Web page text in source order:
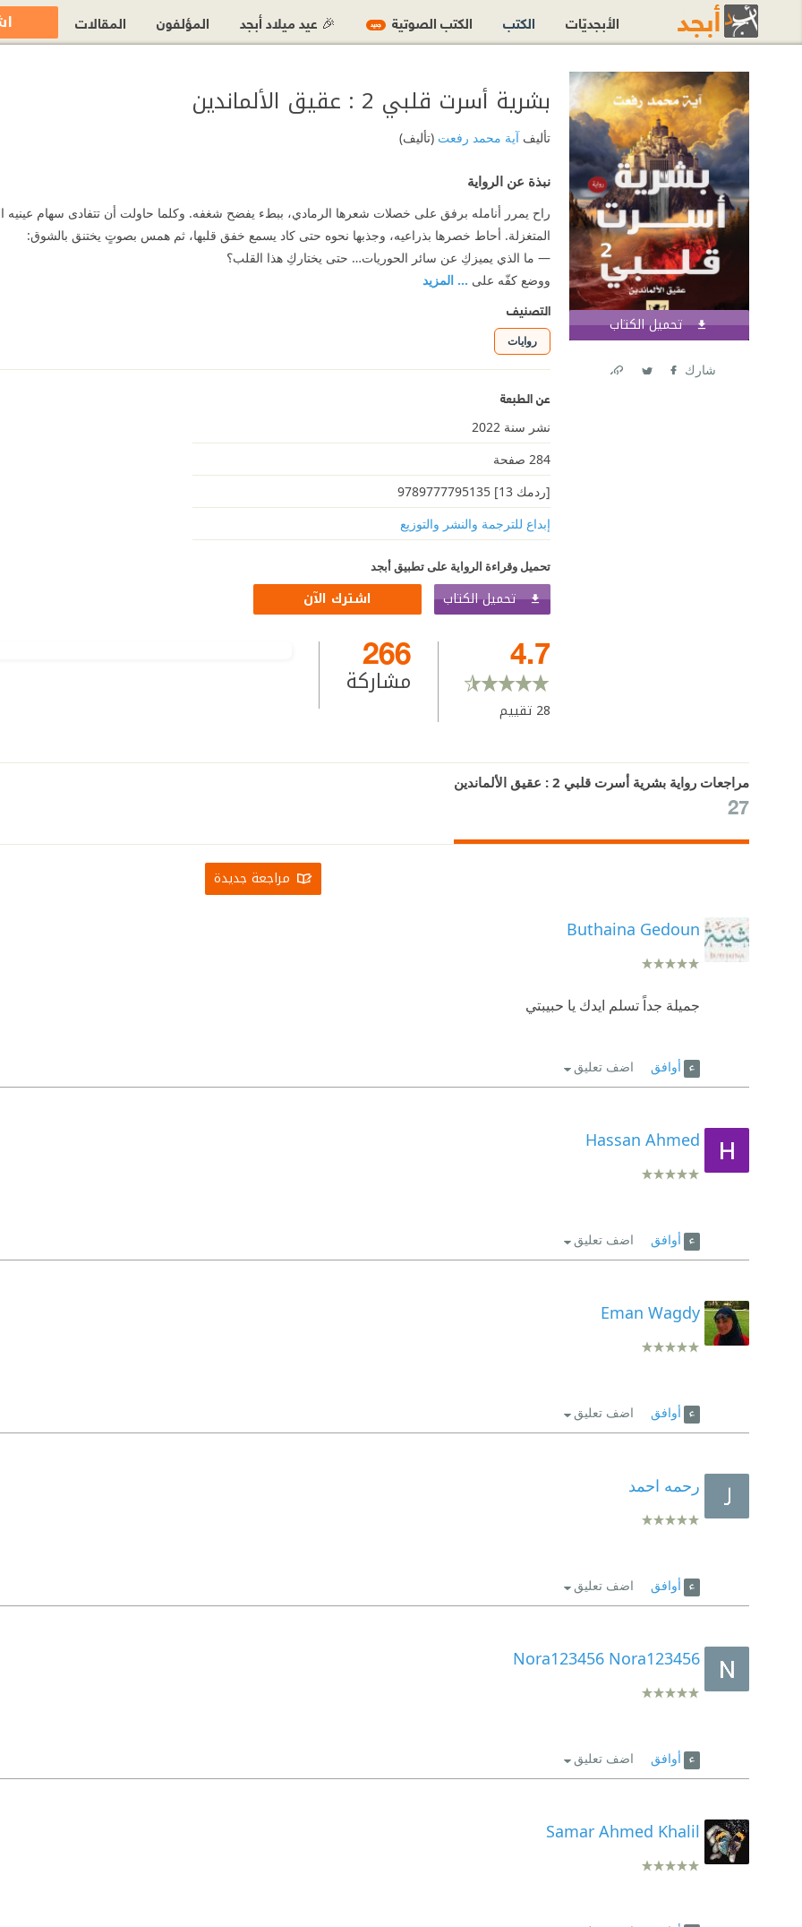
تحميل الكتاب اشترك الآن
شارك
بشرية أسرت قلبي 2 : عقيق الألماندين
تأليفآية محمد رفعت(تأليف)
نبذة عن الرواية
راح يمرر أنامله برفق على خصلات شعرها الرمادي، ببطء يفضح شغفه. وكلما حاولت أن تتفادى سهام عينيه
المتغزلة. أحاط خصرها بذراعيه، وجذبها نحوه حتى كاد يسمع خفق قلبها، ثم همس بصوتٍ يختنق بالشوق:
— ما الذي يميزكِ عن سائر الحوريات… حتى يختاركِ هذا القلب؟
ووضع كفّه على ... المزيد
التصنيف
روايات
عن الطبعة
نشر سنة 2022
284 صفحة
[ردمك 13] 9789777795135
إبداع للترجمة والنشر والتوزيع
تحميل وقراءة الرواية على تطبيق أبجد
تحميل الكتاب اشترك الآن
4.7
28 تقييم
266
مشاركة
مراجعات رواية بشرية أسرت قلبي 2 : عقيق الألماندين
27
مراجعة جديدة
Buthaina Gedoun
جميلة جداً تسلم ايدك يا حبيبتي
أوافق اضف تعليق
Hassan Ahmed
أوافق اضف تعليق
Eman Wagdy
أوافق اضف تعليق
رحمه احمد
أوافق اضف تعليق
Nora123456 Nora123456
أوافق اضف تعليق
Samar Ahmed Khalil
الأبجديّات الكتب الكتب الصوتية جديد 🎉 عيد ميلاد أبجد المؤلفون المقالات